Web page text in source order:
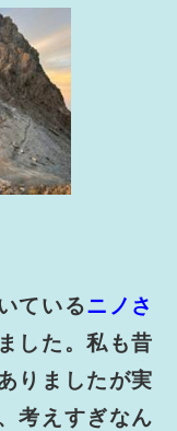
ているニノさ
した。私も昔
りましたが実
考えすぎなん